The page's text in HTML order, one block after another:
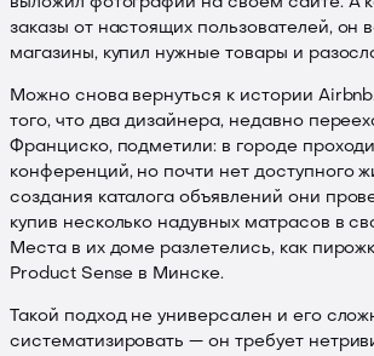
заказы от настоящих пользователей, он
магазины, купил нужные товары и
Можно снова вернуться к истории
того, что два дизайнера, недавно
Франциско, подметили: в городе
конференций, но почти нет доступного
создания каталога объявлений они
купив несколько надувных матрасов в
Места в их доме разлетелись, как
Product Sense в Минске.
Такой подход не универсален и его
систематизировать — он требует